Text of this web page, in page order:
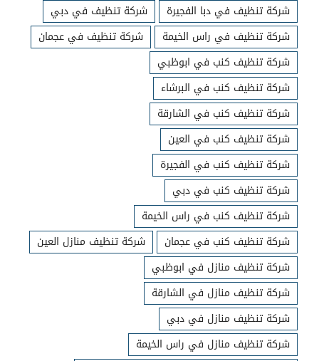
شركة تنظيف في دبا الفجيرة
شركة تنظيف في دبي
شركة تنظيف في راس الخيمة
شركة تنظيف في عجمان
شركة تنظيف كنب في ابوظبي
شركة تنظيف كنب في البرشاء
شركة تنظيف كنب في الشارقة
شركة تنظيف كنب في العين
شركة تنظيف كنب في الفجيرة
شركة تنظيف كنب في دبي
شركة تنظيف كنب في راس الخيمة
شركة تنظيف كنب في عجمان
شركة تنظيف منازل العين
شركة تنظيف منازل في ابوظبي
شركة تنظيف منازل في الشارقة
شركة تنظيف منازل في دبي
شركة تنظيف منازل في راس الخيمة